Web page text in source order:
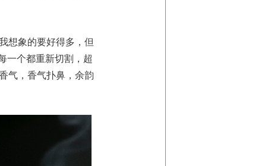
想象的要好得多，但
一个都重新切割，超
气，香气扑鼻，余韵